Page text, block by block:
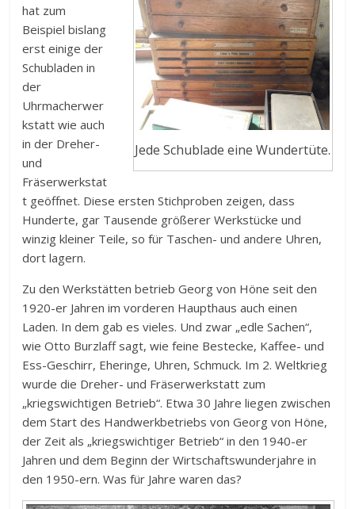
Jede Schublade eine Wundertüte.
hat zum
Beispiel bislang
erst einige der
Schubladen in
der
Uhrmacherwer
kstatt wie auch
in der Dreher-
und
Fräserwerkstat
t geöffnet. Diese ersten Stichproben zeigen, dass
Hunderte, gar Tausende größerer Werkstücke und
winzig kleiner Teile, so für Taschen- und andere Uhren,
dort lagern.
Zu den Werkstätten betrieb Georg von Höne seit den
1920-er Jahren im vorderen Haupthaus auch einen
Laden. In dem gab es vieles. Und zwar „edle Sachen“,
wie Otto Burzlaff sagt, wie feine Bestecke, Kaffee- und
Ess-Geschirr, Eheringe, Uhren, Schmuck. Im 2. Weltkrieg
wurde die Dreher- und Fräserwerkstatt zum
„kriegswichtigen Betrieb“. Etwa 30 Jahre liegen zwischen
dem Start des Handwerkbetriebs von Georg von Höne,
der Zeit als „kriegswichtiger Betrieb“ in den 1940-er
Jahren und dem Beginn der Wirtschaftswunderjahre in
den 1950-ern. Was für Jahre waren das?